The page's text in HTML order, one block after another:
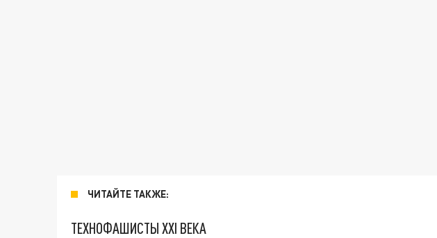
ЧИТАЙТЕ ТАКЖЕ:
ТЕХНОФАШИСТЫ XXI ВЕКА